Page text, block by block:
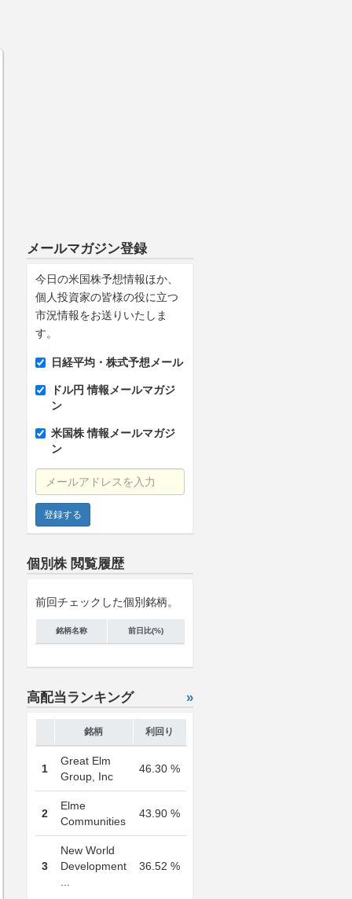
メールマガジン登録
今日の米国株予想情報ほか、
個人投資家の皆様の役に立つ
市況情報をお送りいたしま
す。
日経平均・株式予想メール
ドル円 情報メールマガジ
ン
米国株 情報メールマガジ
ン
メールアドレスを入力
個別株 閲覧履歴
前回チェックした個別銘柄。
銘柄名称 前日比(%)
高配当ランキング »
銘柄 利回り
1
Great Elm
Group, Inc
46.30 %
2
Elme
Communities
43.90 %
3
New World
Development
36.52 %